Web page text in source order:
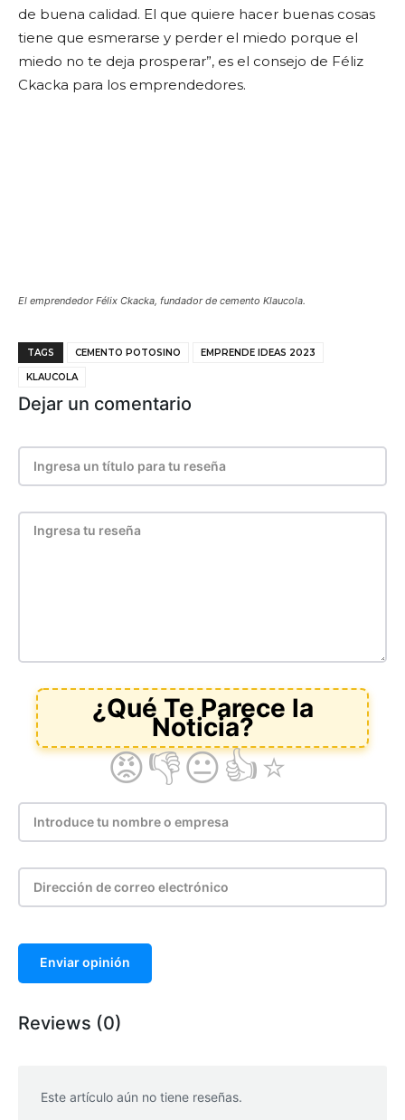
de buena calidad. El que quiere hacer buenas cosas
tiene que esmerarse y perder el miedo porque el
miedo no te deja prosperar”, es el consejo de Féliz
Ckacka para los emprendedores.
El emprendedor Félix Ckacka, fundador de cemento Klaucola.
TAGS CEMENTO POTOSINO EMPRENDE IDEAS 2023
KLAUCOLA
Dejar un comentario
Enviar opinión
Reviews (0)
Este artículo aún no tiene reseñas.